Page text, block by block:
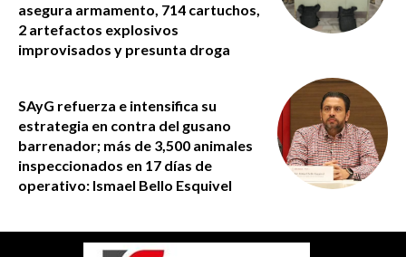
asegura armamento, 714 cartuchos,
2 artefactos explosivos
improvisados y presunta droga
SAyG refuerza e intensifica su
estrategia en contra del gusano
barrenador; más de 3,500 animales
inspeccionados en 17 días de
operativo: Ismael Bello Esquivel